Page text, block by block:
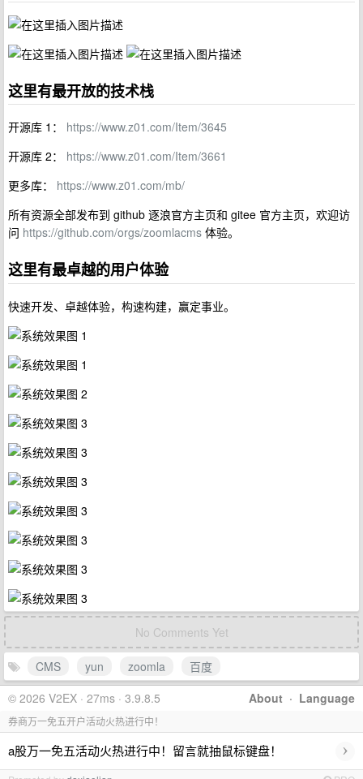
这里有最开放的技术栈
开源库 1： https://www.z01.com/Item/3645
开源库 2： https://www.z01.com/Item/3661
更多库： https://www.z01.com/mb/
所有资源全部发布到 github 逐浪官方主页和 gitee 官方主页，欢迎访
问 https://github.com/orgs/zoomlacms 体验。
这里有最卓越的用户体验
快速开发、卓越体验，构速构建，赢定事业。
No Comments Yet
CMS yun zoomla
百度
About · Language
© 2026 V2EX · 27ms · 3.9.8.5
券商万一免五开户活动火热进行中！
a股万一免五活动火热进行中！留言就抽鼠标键盘！ ›